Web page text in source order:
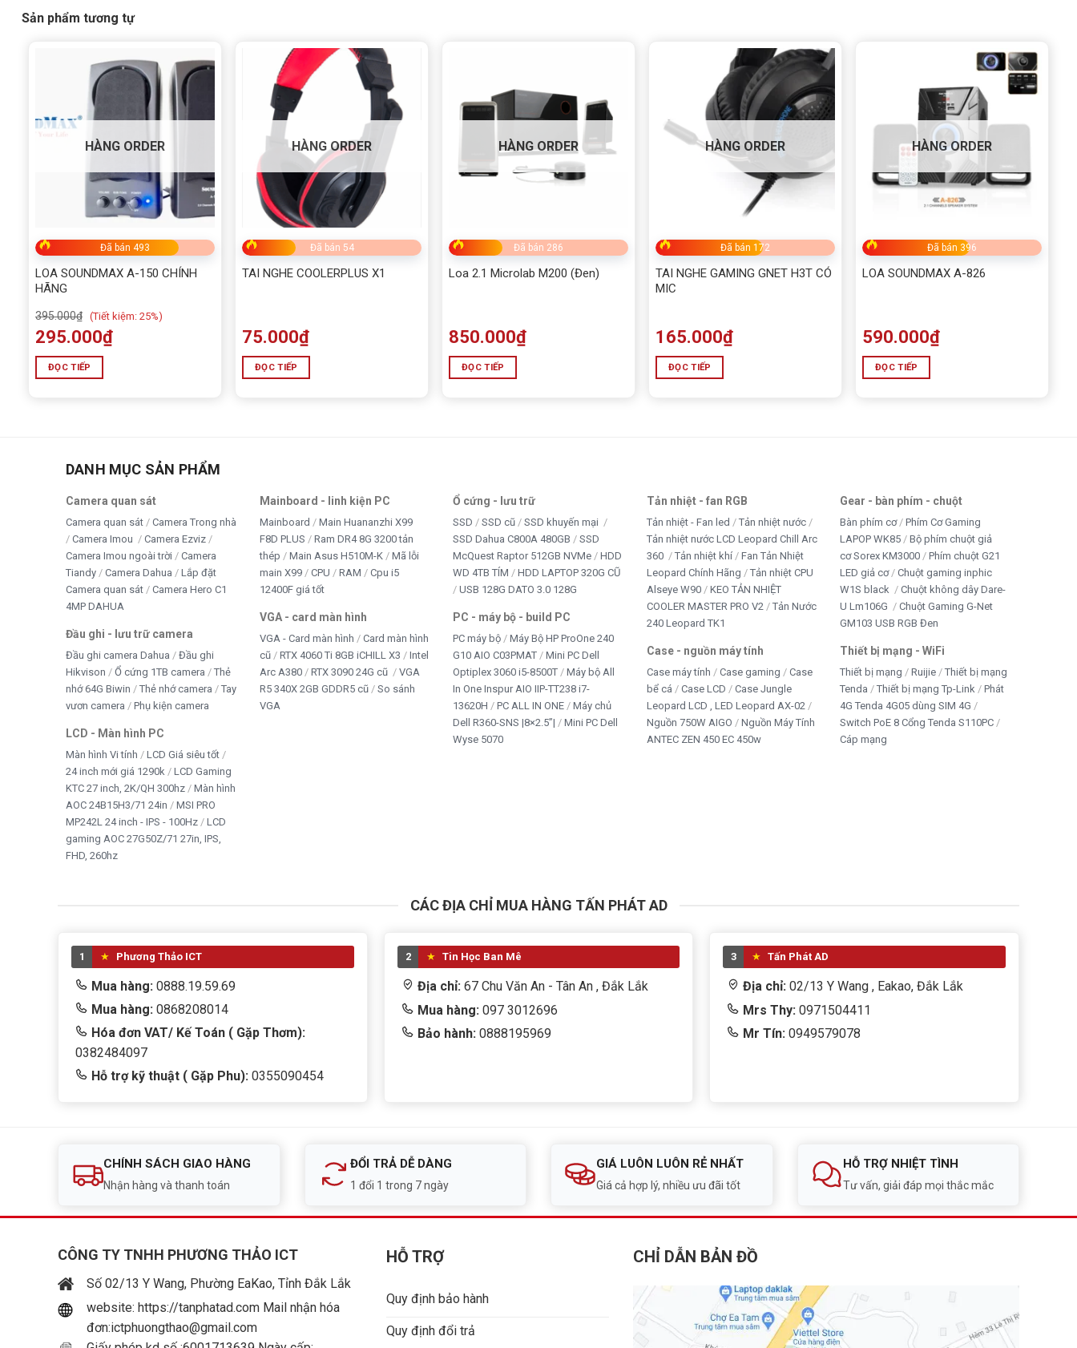
Sản phẩm tương tự
HÀNG ORDER
Đã bán 493
LOA SOUNDMAX A-150 CHÍNH
HÃNG
395.000₫ (Tiết kiệm: 25%)
295.000₫
ĐỌC TIẾP
HÀNG ORDER
Đã bán 54
TAI NGHE COOLERPLUS X1
75.000₫
ĐỌC TIẾP
HÀNG ORDER
Đã bán 286
Loa 2.1 Microlab M200 (Đen)
850.000₫
ĐỌC TIẾP
HÀNG ORDER
Đã bán 172
TAI NGHE GAMING GNET H3T CÓ
MIC
165.000₫
ĐỌC TIẾP
HÀNG ORDER
Đã bán 396
LOA SOUNDMAX A-826
590.000₫
ĐỌC TIẾP
DANH MỤC SẢN PHẨM
Camera quan sát
Camera quan sát
Camera Trong nhà
Camera Imou
Camera Ezviz
Camera Imou ngoài trời
Camera
Tiandy
Camera Dahua
Lắp đặt
Camera quan sát
Camera Hero C1
4MP DAHUA
Đầu ghi - lưu trữ camera
Đầu ghi camera Dahua
Đầu ghi
Hikvison
Ổ cứng 1TB camera
Thẻ
nhớ 64G Biwin
Thẻ nhớ camera
Tay
vươn camera
Phụ kiện camera
LCD - Màn hình PC
Màn hình Vi tính
LCD Giá siêu tốt
24 inch mới giá 1290k
LCD Gaming
KTC 27 inch, 2K/QH 300hz
Màn hình
AOC 24B15H3/71 24in
MSI PRO
MP242L 24 inch - IPS - 100Hz
LCD
gaming AOC 27G50Z/71 27in, IPS,
FHD, 260hz
Mainboard - linh kiện PC
Mainboard
Main Huananzhi X99
F8D PLUS
Ram DR4 8G 3200 tản
thép
Main Asus H510M-K
Mã lỗi
main X99
CPU RAM
Cpu i5
12400F giá tốt
VGA - card màn hình
VGA - Card màn hình
Card màn hình
cũ
RTX 4060 Ti 8GB iCHILL X3
Intel
Arc A380
RTX 3090 24G cũ
VGA
R5 340X 2GB GDDR5 cũ
So sánh
VGA
Ổ cứng - lưu trữ
SSD SSD cũ
SSD khuyến mại
SSD Dahua C800A 480GB
SSD
McQuest Raptor 512GB NVMe
HDD
WD 4TB TÍM
HDD LAPTOP 320G CŨ
USB 128G DATO 3.0 128G
PC - máy bộ - build PC
PC máy bộ
Máy Bộ HP ProOne 240
G10 AIO C03PMAT
Mini PC Dell
Optiplex 3060 i5-8500T
Máy bộ All
In One Inspur AIO IIP-TT238 i7-
13620H
PC ALL IN ONE
Máy chủ
Dell R360-SNS |8×2.5”|
Mini PC Dell
Wyse 5070
Tản nhiệt - fan RGB
Tản nhiệt - Fan led
Tản nhiệt nước
Tản nhiệt nước LCD Leopard Chill Arc
360
Tản nhiệt khí
Fan Tản Nhiệt
Leopard Chính Hãng
Tản nhiệt CPU
Alseye W90
KEO TẢN NHIỆT
COOLER MASTER PRO V2
Tản Nước
240 Leopard TK1
Case - nguồn máy tính
Case máy tính Case gaming
Case
bể cá
Case LCD
Case Jungle
Leopard LCD , LED Leopard AX-02
Nguồn 750W AIGO
Nguồn Máy Tính
ANTEC ZEN 450 EC 450w
Gear - bàn phím - chuột
Bàn phím cơ
Phím Cơ Gaming
LAPOP WK85
Bộ phím chuột giả
cơ Sorex KM3000
Phím chuột G21
LED giả cơ
Chuột gaming inphic
W1S black
Chuột không dây Dare-
U Lm106G
Chuột Gaming G-Net
GM103 USB RGB Đen
Thiết bị mạng - WiFi
Thiết bị mạng Ruijie
Thiết bị mạng
Tenda
Thiết bị mạng Tp-Link
Phát
4G Tenda 4G05 dùng SIM 4G
Switch PoE 8 Cổng Tenda S110PC
Cáp mạng
CÁC ĐỊA CHỈ MUA HÀNG TẤN PHÁT AD
1 Phương Thảo ICT
Mua hàng: 0888.19.59.69
Mua hàng: 0868208014
Hóa đơn VAT/ Kế Toán ( Gặp Thơm):
0382484097
Hỗ trợ kỹ thuật ( Gặp Phu): 0355090454
2 Tin Học Ban Mê
Địa chỉ: 67 Chu Văn An - Tân An , Đắk Lắk
Mua hàng: 097 3012696
Bảo hành: 0888195969
3 Tấn Phát AD
Địa chỉ:02/13 Y Wang , Eakao, Đắk Lắk
Mrs Thy: 0971504411
Mr Tín: 0949579078
CHÍNH SÁCH GIAO HÀNG
Nhận hàng và thanh toán
ĐỔI TRẢ DỄ DÀNG
1 đổi 1 trong 7 ngày
GIÁ LUÔN LUÔN RẺ NHẤT
Giá cả hợp lý, nhiều ưu đãi tốt
HỖ TRỢ NHIỆT TÌNH
Tư vấn, giải đáp mọi thắc mắc
CÔNG TY TNHH PHƯƠNG THẢO ICT
Số 02/13 Y Wang, Phường EaKao, Tỉnh Đắk Lắk
website: https://tanphatad.com Mail nhận hóa
đơn:ictphuongthao@gmail.com
HỖ TRỢ
Quy định bảo hành
Quy định đổi trả
CHỈ DẪN BẢN ĐỒ